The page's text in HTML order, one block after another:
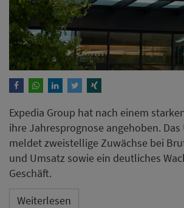
Expedia Group hat nach einem
ihre Jahresprognose angehoben.
meldet zweistellige Zuwächse bei
und Umsatz sowie ein deutliches
Geschäft.
Weiterlesen